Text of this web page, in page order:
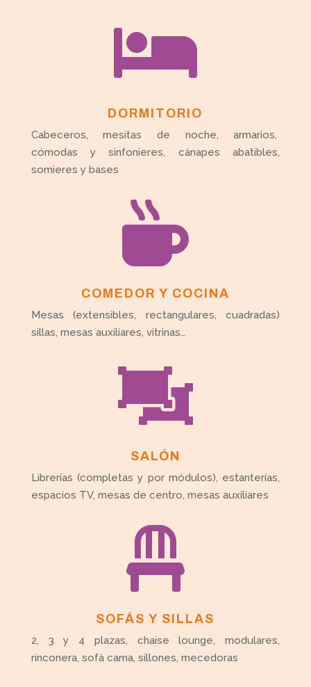

DORMITORIO
Cabeceros, mesitas de noche, armarios,
cómodas y sinfonieres, cánapes abatibles,
somieres y bases

COMEDOR Y COCINA
Mesas (extensibles, rectangulares, cuadradas)
sillas, mesas auxiliares, vitrinas…

SALÓN
Librerías (completas y por módulos), estanterías,
espacios TV, mesas de centro, mesas auxiliares

SOFÁS Y SILLAS
2, 3 y 4 plazas, chaise lounge, modulares,
rinconera, sofá cama, sillones, mecedoras